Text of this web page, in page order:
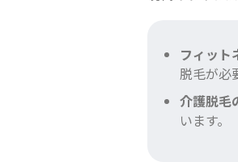
フィット
脱毛が必
介護脱毛
います。